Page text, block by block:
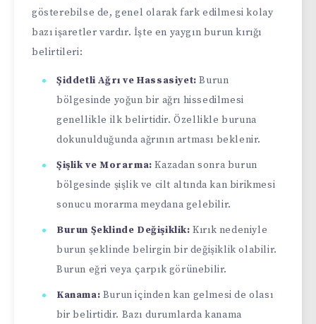
gösterebilse de, genel olarak fark edilmesi kolay
bazı işaretler vardır. İşte en yaygın burun kırığı
belirtileri:
Şiddetli Ağrı ve Hassasiyet: Burun
bölgesinde yoğun bir ağrı hissedilmesi
genellikle ilk belirtidir. Özellikle buruna
dokunulduğunda ağrının artması beklenir.
Şişlik ve Morarma: Kazadan sonra burun
bölgesinde şişlik ve cilt altında kan birikmesi
sonucu morarma meydana gelebilir.
Burun Şeklinde Değişiklik: Kırık nedeniyle
burun şeklinde belirgin bir değişiklik olabilir.
Burun eğri veya çarpık görünebilir.
Kanama: Burun içinden kan gelmesi de olası
bir belirtidir. Bazı durumlarda kanama